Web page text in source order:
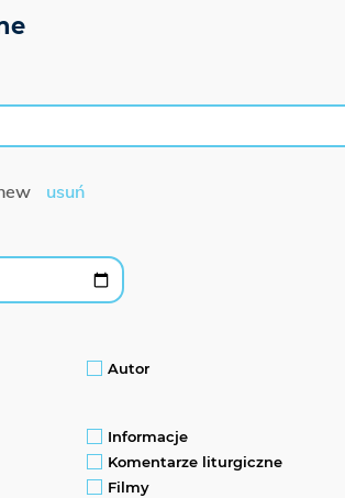
usuń
Autor
Informacje
Komentarze liturgiczne
Filmy